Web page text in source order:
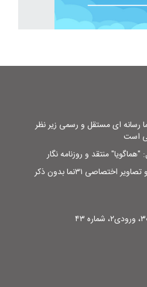
ای مستقل و رسمی زیر نظر
است
منتقد و روزنامه نگار
استفاده از هریک از مطالب و تصاویر اختصاصی ۳۱نما بدون ذکر